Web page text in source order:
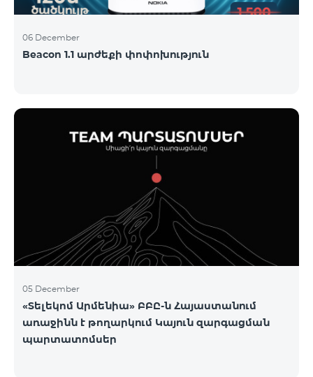
06 December
Beacon 1.1 արժեքի փոփոխություն
05 December
«Տելեկոմ Արմենիա» ԲԲԸ-ն Հայաստանում
առաջինն է թողարկում Կայուն զարգացման
պարտատոմսեր